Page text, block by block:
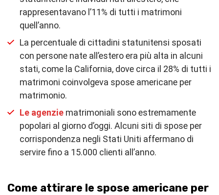
rappresentavano l’11% di tutti i matrimoni
quell’anno.
La percentuale di cittadini statunitensi sposati
con persone nate all’estero era più alta in alcuni
stati, come la California, dove circa il 28% di tutti i
matrimoni coinvolgeva spose americane per
matrimonio.
Le agenzie matrimoniali sono estremamente
popolari al giorno d’oggi. Alcuni siti di spose per
corrispondenza negli Stati Uniti affermano di
servire fino a 15.000 clienti all’anno.
Come attirare le spose americane per